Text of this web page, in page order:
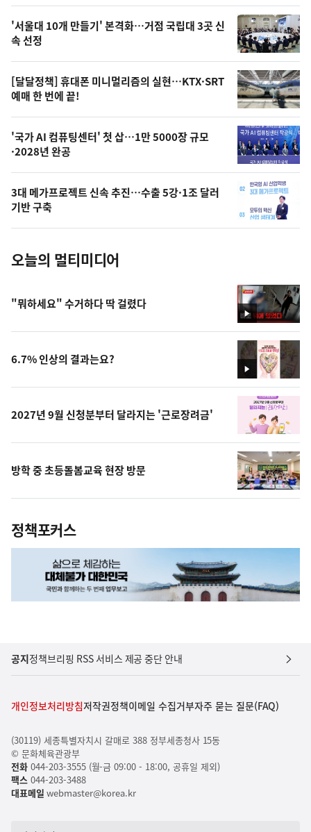
오
늘
의
영
상
오
늘
의
사
진
'서울대 10개 만들기' 본격화…거점 국립대 3곳 신
속 선정
[달달정책] 휴대폰 미니멀리즘의 실현…KTX·SRT
예매 한 번에 끝!
'국가 AI 컴퓨팅센터' 첫 삽…1만 5000장 규모
·2028년 완공
3대 메가프로젝트 신속 추진…수출 5강·1조 달러
기반 구축
오늘의 멀티미디어
영
상
"뭐하세요" 수거하다 딱 걸렸다
영
상
6.7% 인상의 결과는요?
2027년 9월 신청분부터 달라지는 '근로장려금'
방학 중 초등돌봄교육 현장 방문
정책포커스
공지정책브리핑 RSS 서비스 제공 중단 안내
개인정보처리방침저작권정책이메일 수집거부자주 묻는 질문(FAQ)
(30119) 세종특별자치시 갈매로 388 정부세종청사 15동
© 문화체육관광부
전화044-203-3555 (월-금 09:00 - 18:00, 공휴일 제외)
팩스 044-203-3488
대표메일 webmaster@korea.kr